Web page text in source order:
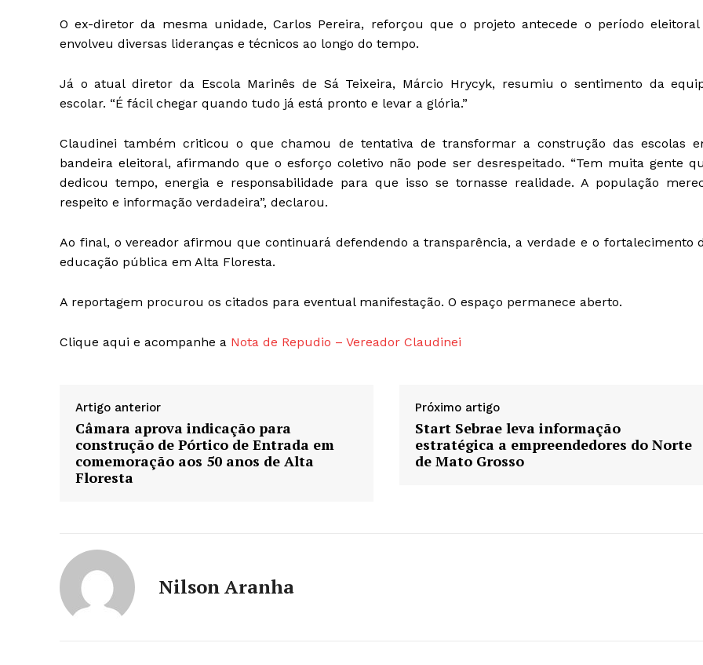
O ex-diretor da mesma unidade, Carlos Pereira, reforçou que o projeto antecede o período eleitoral
envolveu diversas lideranças e técnicos ao longo do tempo.
Já o atual diretor da Escola Marinês de Sá Teixeira, Márcio Hrycyk, resumiu o sentimento da
escolar. “É fácil chegar quando tudo já está pronto e levar a glória.”
Claudinei também criticou o que chamou de tentativa de transformar a construção das escolas
bandeira eleitoral, afirmando que o esforço coletivo não pode ser desrespeitado. “Tem muita gente
dedicou tempo, energia e responsabilidade para que isso se tornasse realidade. A população
respeito e informação verdadeira”, declarou.
Ao final, o vereador afirmou que continuará defendendo a transparência, a verdade e o fortalecimento
educação pública em Alta Floresta.
A reportagem procurou os citados para eventual manifestação. O espaço permanece aberto.
Clique aqui e acompanhe a Nota de Repudio – Vereador Claudinei
Artigo anterior
Câmara aprova indicação para
construção de Pórtico de Entrada em
comemoração aos 50 anos de Alta
Floresta
Próximo artigo
Start Sebrae leva informação
estratégica a empreendedores do Norte
de Mato Grosso
Nilson Aranha